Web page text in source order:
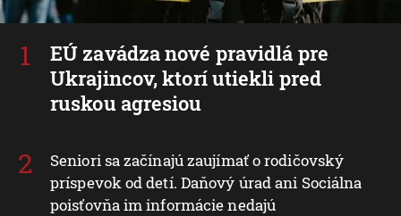
EÚ zavádza nové pravidlá pre
Ukrajincov, ktorí utiekli pred
ruskou agresiou
Seniori sa začínajú zaujímať o rodičovský
príspevok od detí. Daňový úrad ani Sociálna
poisťovňa im informácie nedajú